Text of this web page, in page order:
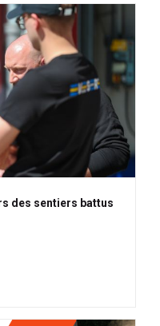
des sentiers battus